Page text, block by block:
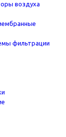
воздуха
фильтрации